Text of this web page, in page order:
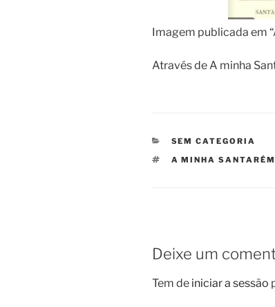
Imagem publicada em
Através de A minha
CATEGORIAS
SEM CATEGORIA
ETIQUETAS
A MINHA SANTARÉM
Deixe um
Tem de iniciar a sessão